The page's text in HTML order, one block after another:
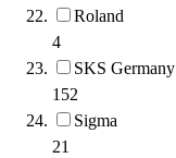
Roland
4
SKS Germany
152
Sigma
21